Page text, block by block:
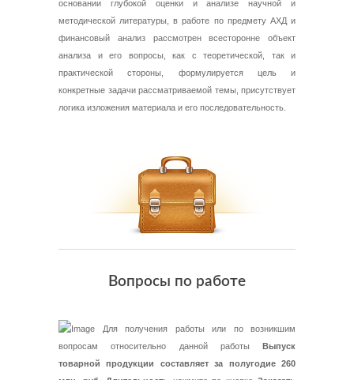
основании глубокой оценки и анализе научной и
методической литературы, в работе по предмету АХД и
финансовый анализ рассмотрен всесторонне объект
анализа и его вопросы, как с теоретической, так и
практической стороны, формулируется цель и
конкретные задачи рассматриваемой темы, присутствует
логика изложения материала и его последовательность.
Вопросы по работе
Для получения работы или по возникшим
вопросам относительно данной работы Выпуск
товарной продукции составляет за полугодие 260